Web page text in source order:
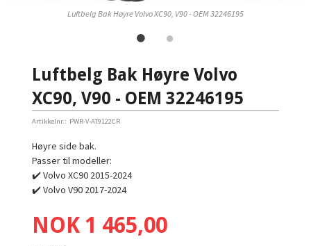
Luftbelg Bak Høyre Volvo XC90, V90 - OEM 32246195
Luftbelg Bak Høyre Volvo
XC90, V90 - OEM 32246195
Artikkelnr.: PWR-V-AT9122CR
Høyre side bak.
Passer til modeller:
✔️ Volvo XC90 2015-2024
✔️ Volvo V90 2017-2024
Pris
NOK 1 465,00